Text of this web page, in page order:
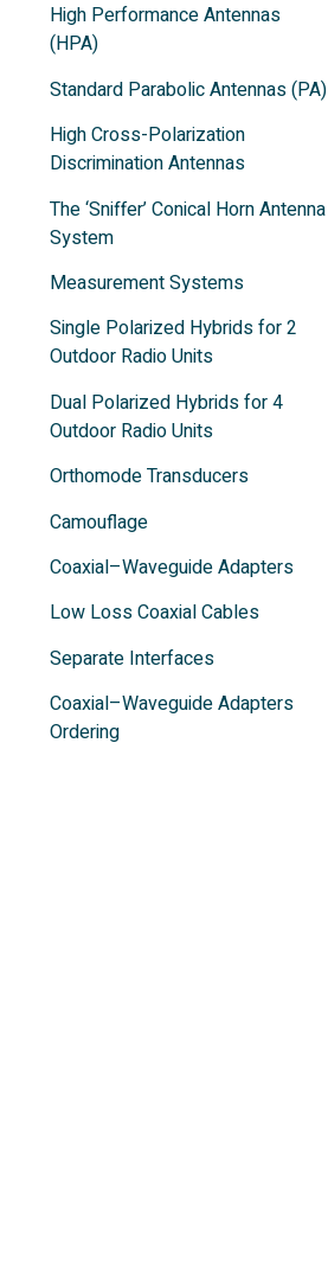
High Performance Antennas
(HPA)
Standard Parabolic Antennas (PA)
High Cross-Polarization
Discrimination Antennas
The ‘Sniffer’ Conical Horn Antenna
System
Measurement Systems
Single Polarized Hybrids for 2
Outdoor Radio Units
Dual Polarized Hybrids for 4
Outdoor Radio Units
Orthomode Transducers
Camouflage
Coaxial–Waveguide Adapters
Low Loss Coaxial Cables
Separate Interfaces
Coaxial–Waveguide Adapters
Ordering